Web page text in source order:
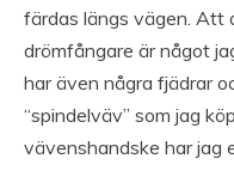
färdas längs vägen. Att
drömfångare är något
har även några fjädrar
“spindelväv” som jag
vävenshandske har jag